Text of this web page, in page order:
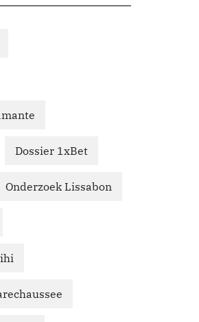
Dossier 1xBet
Onderzoek Lissabon